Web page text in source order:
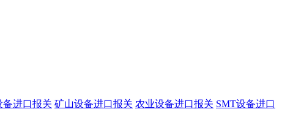
备进口报关 矿山设备进口报关 农业设备进口报关 SMT设备进口